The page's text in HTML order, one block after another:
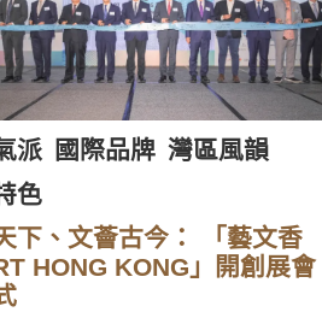
派 國際品牌 灣區風韻
色
下、文薈古今： 「藝文香
HONG KONG」開創展會